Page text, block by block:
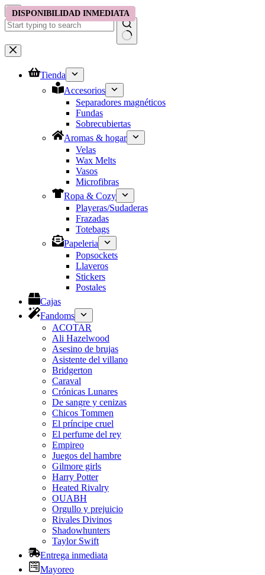
Saltar
al
contenido
No
results
Tienda
Accesorios
Separadores magnéticos
Fundas
Sobrecubiertas
Aromas & hogar
Velas
Wax Melts
Vasos
Microfibras
Ropa & Cozy
Playeras/Sudaderas
Frazadas
Totebags
Papeleria
Popsockets
Llaveros
Stickers
Postales
Cajas
Fandoms
ACOTAR
Ali Hazelwood
Asesino de brujas
Asistente del villano
Bridgerton
Caraval
Crónicas Lunares
De sangre y cenizas
Chicos Tommen
El príncipe cruel
El perfume del rey
Empireo
Juegos del hambre
Gilmore girls
Harry Potter
Heated Rivalry
OUABH
Orgullo y prejuicio
Rivales Divinos
Shadowhunters
Taylor Swift
Entrega inmediata
Mayoreo
DISPONIBILIDAD INMEDIATA
DISPONIBILIDAD INMEDIATA
DISPONIBILIDAD INMEDIATA
DISPONIBILIDAD INMEDIATA